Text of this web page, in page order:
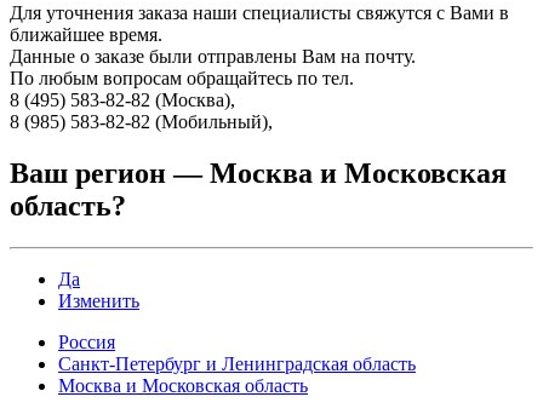
Для уточнения заказа наши специалисты свяжутся с Вами в
ближайшее время.
Данные о заказе были отправлены Вам на почту.
По любым вопросам обращайтесь по тел.
8 (495) 583-82-82 (Москва),
8 (985) 583-82-82 (Мобильный),
Ваш регион —Москва и Московская
область?
Да
Изменить
Россия
Санкт-Петербург и Ленинградская область
Москва и Московская область